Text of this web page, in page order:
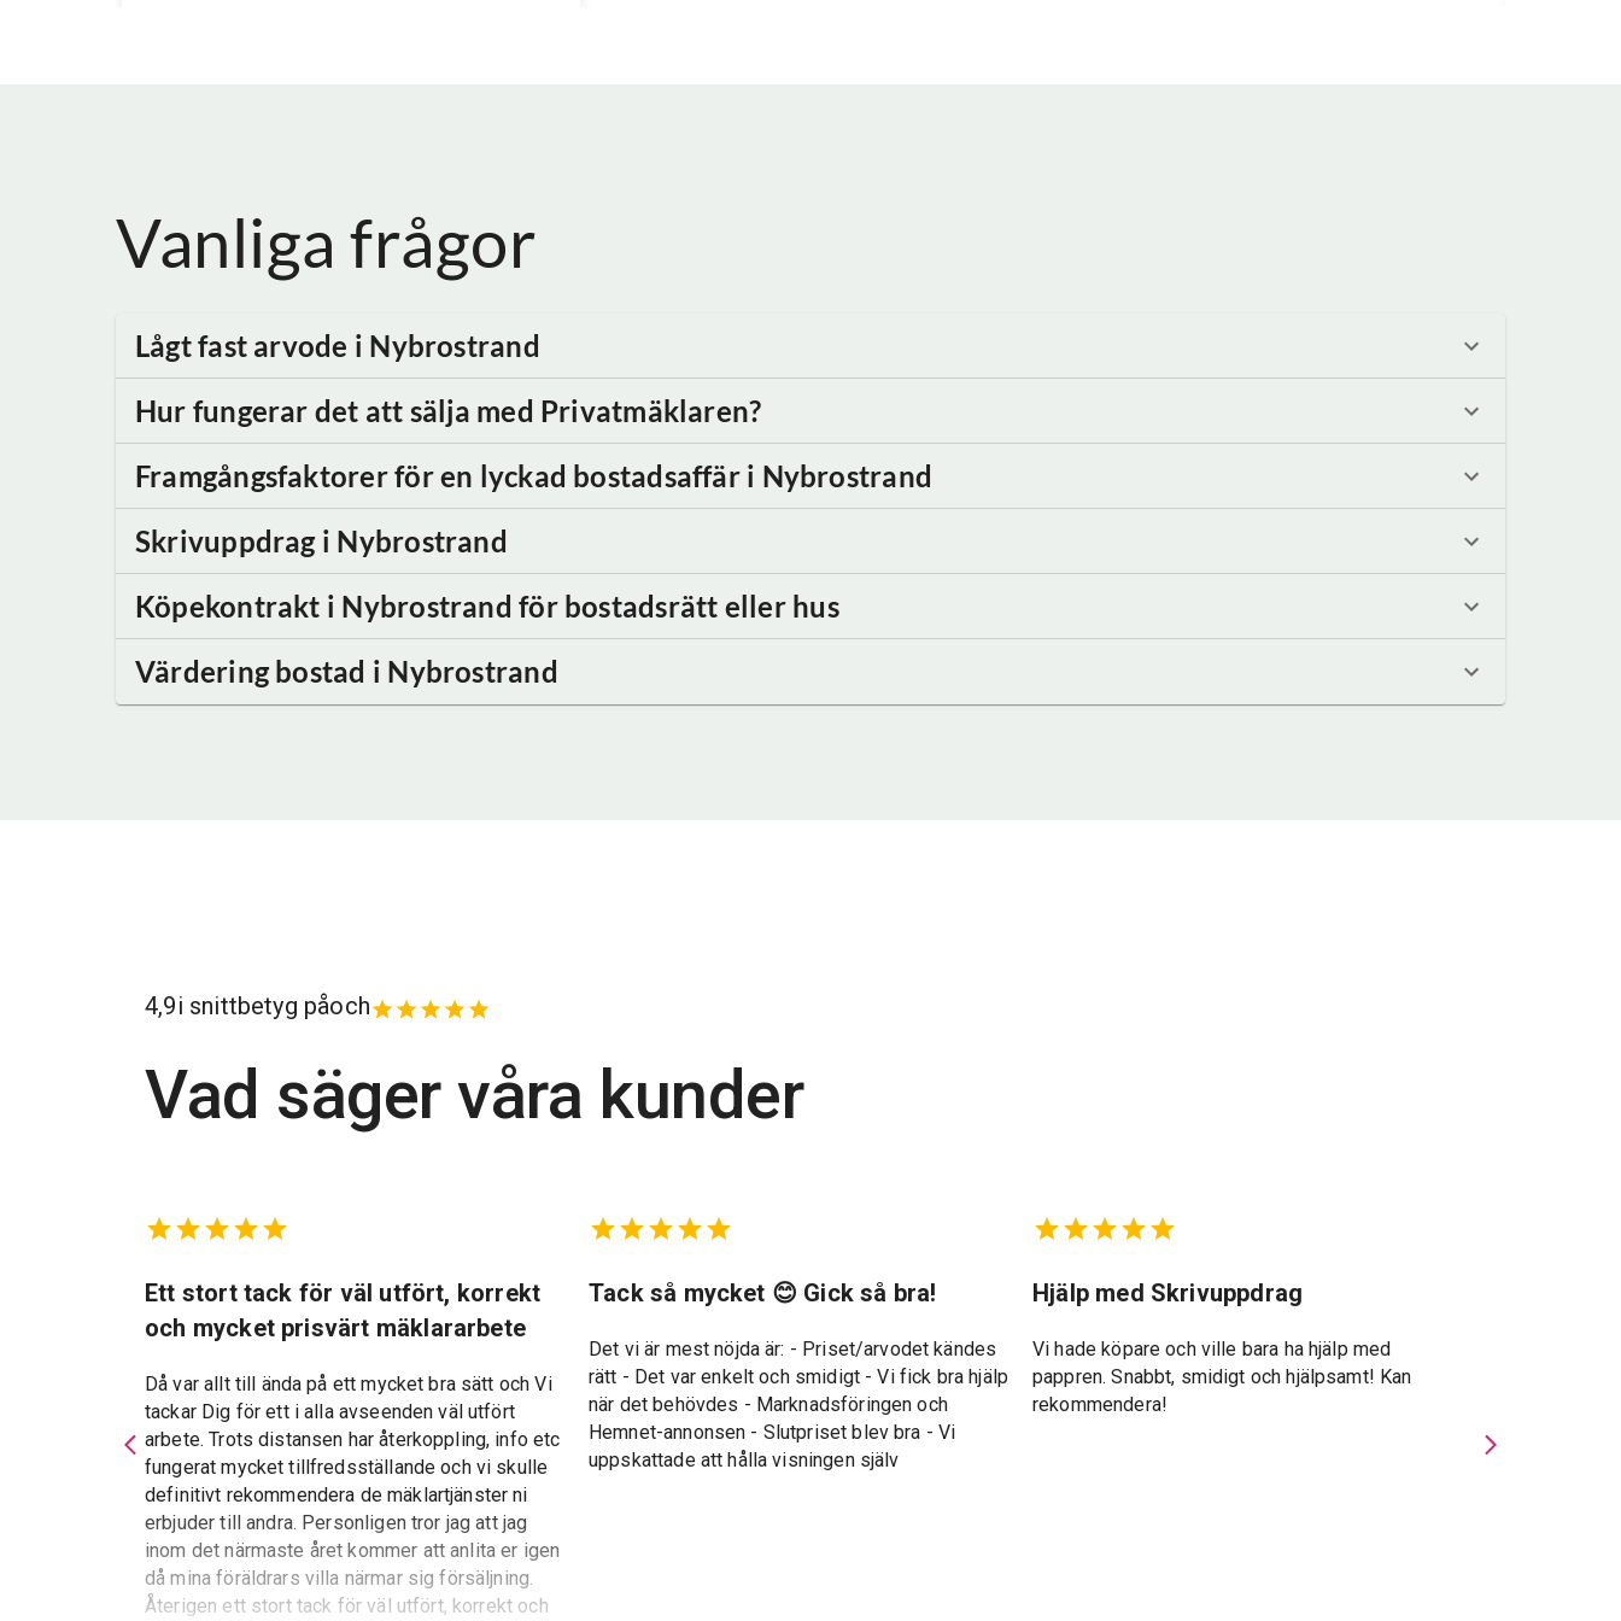
Vanliga frågor
Lågt fast arvode i Nybrostrand
Hur fungerar det att sälja med Privatmäklaren?
Framgångsfaktorer för en lyckad bostadsaffär i Nybrostrand
Skrivuppdrag i Nybrostrand
Köpekontrakt i Nybrostrand för bostadsrätt eller hus
Värdering bostad i Nybrostrand
4,9i snittbetyg påoch
Vad säger våra kunder
Ett stort tack för väl utfört, korrekt
och mycket prisvärt mäklararbete
Då var allt till ända på ett mycket bra sätt och Vi
tackar Dig för ett i alla avseenden väl utfört
arbete. Trots distansen har återkoppling, info etc
fungerat mycket tillfredsställande och vi skulle
definitivt rekommendera de mäklartjänster ni
erbjuder till andra. Personligen tror jag att jag
inom det närmaste året kommer att anlita er igen
då mina föräldrars villa närmar sig försäljning.
Återigen ett stort tack för väl utfört, korrekt och
Tack så mycket 😊 Gick så bra!
Det vi är mest nöjda är: - Priset/arvodet kändes
rätt - Det var enkelt och smidigt - Vi fick bra hjälp
när det behövdes - Marknadsföringen och
Hemnet-annonsen - Slutpriset blev bra - Vi
uppskattade att hålla visningen själv
Hjälp med Skrivuppdrag
Vi hade köpare och ville bara ha hjälp med
pappren. Snabbt, smidigt och hjälpsamt! Kan
rekommendera!
Privatmäklarna
gav stor